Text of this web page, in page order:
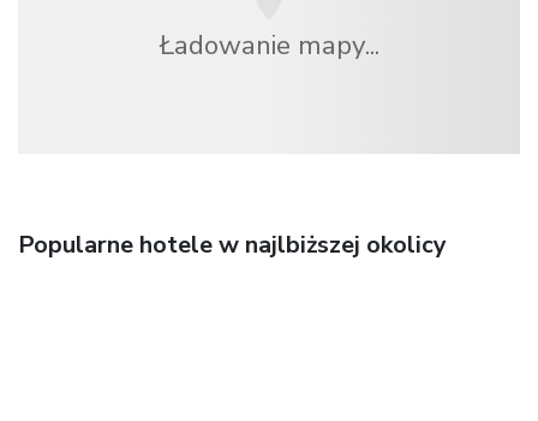
Ładowanie mapy...
Popularne hotele w najlbiższej okolicy